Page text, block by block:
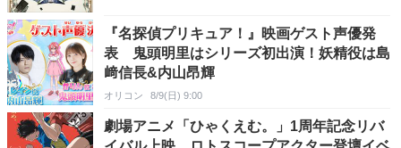
『名探偵プリキュア！』映画ゲスト声優発
表 鬼頭明里はシリーズ初出演！妖精役は島
﨑信長&内山昂輝
オリコン 8/9(日) 9:00
劇場アニメ「ひゃくえむ。」1周年記念リバ